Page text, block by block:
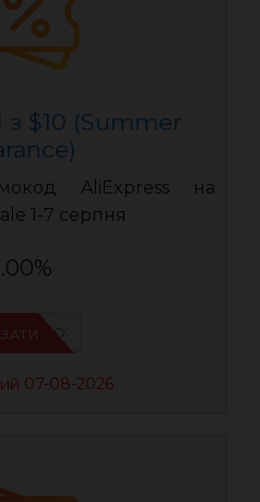
$10 (Summer
AliExpress на
1-7 серпня
07-08-2026